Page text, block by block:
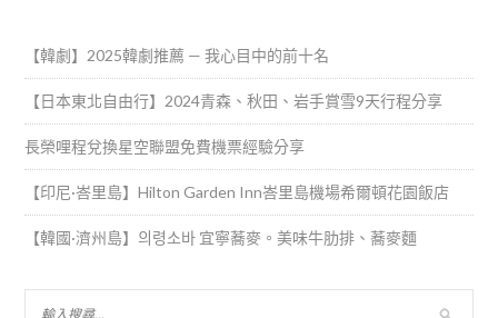
【韓劇】2025韓劇推薦 — 我心目中的前十名
【日本東北自由行】2024青森、秋田、岩手賞雪9天行程分享
長榮哩程兌換星空聯盟免費機票經驗分享
【印尼·峇里島】Hilton Garden Inn峇里島機場希爾頓花園飯店
【韓國·濟州島】의령소바 宜寧蕎麥。美味牛肋排、蕎麥麵